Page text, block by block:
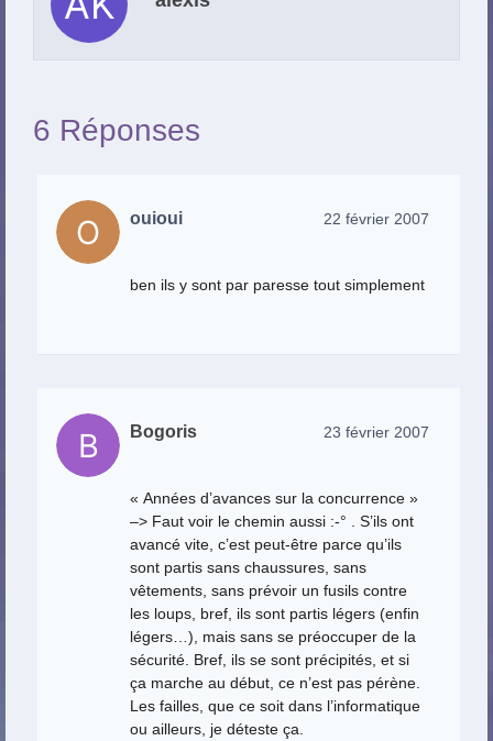
6 Réponses
ouioui 22 février 2007
ben ils y sont par paresse tout simplement
Bogoris 23 février 2007
« Années d’avances sur la concurrence »
–> Faut voir le chemin aussi :-° . S’ils ont
avancé vite, c’est peut-être parce qu’ils
sont partis sans chaussures, sans
vêtements, sans prévoir un fusils contre
les loups, bref, ils sont partis légers (enfin
légers…), mais sans se préoccuper de la
sécurité. Bref, ils se sont précipités, et si
ça marche au début, ce n’est pas pérène.
Les failles, que ce soit dans l’informatique
ou ailleurs, je déteste ça.